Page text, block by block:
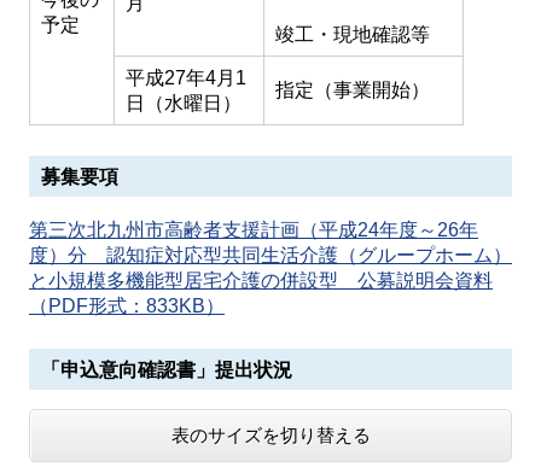
予定
竣工・現地確認等
平成27年4月1
日（水曜日）
指定（事業開始）
募集要項
第三次北九州市高齢者支援計画（平成24年度～26年
度）分 認知症対応型共同生活介護（グループホーム）
と小規模多機能型居宅介護の併設型 公募説明会資料
（PDF形式：833KB）
「申込意向確認書」提出状況
表のサイズを切り替える